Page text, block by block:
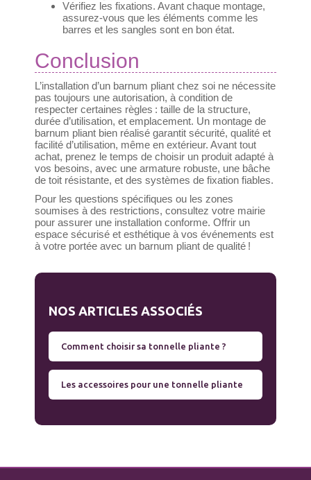
Vérifiez les fixations. Avant chaque montage,
assurez-vous que les éléments comme les
barres et les sangles sont en bon état.
Conclusion
L’installation d’un barnum pliant chez soi ne nécessite
pas toujours une autorisation, à condition de
respecter certaines règles : taille de la structure,
durée d’utilisation, et emplacement. Un montage de
barnum pliant bien réalisé garantit sécurité, qualité et
facilité d’utilisation, même en extérieur. Avant tout
achat, prenez le temps de choisir un produit adapté à
vos besoins, avec une armature robuste, une bâche
de toit résistante, et des systèmes de fixation fiables.
Pour les questions spécifiques ou les zones
soumises à des restrictions, consultez votre mairie
pour assurer une installation conforme. Offrir un
espace sécurisé et esthétique à vos événements est
à votre portée avec un barnum pliant de qualité !
NOS ARTICLES ASSOCIÉS
Comment choisir sa tonnelle pliante ?
Les accessoires pour une tonnelle pliante